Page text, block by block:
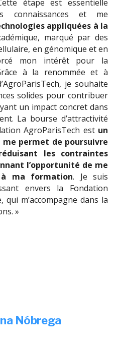
étape est essentielle
connaissances et me
appliquées à la
marqué par des
en génomique et en
mon intérêt pour la
à la renommée et à
je souhaite
solides pour contribuer
un impact concret dans
La bourse d’attractivité
AgroParisTech est un
permet de poursuivre
les contraintes
l’opportunité de me
à ma formation. Je suis
envers la Fondation
m’accompagne dans la
»
Nóbrega